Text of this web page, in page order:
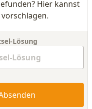
Hier kannst
Lösung